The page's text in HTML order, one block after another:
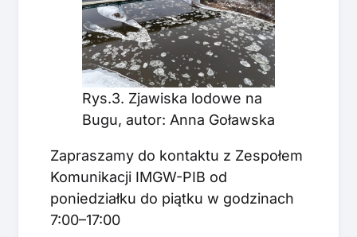
Rys.3. Zjawiska lodowe na
Bugu, autor: Anna Goławska
Zapraszamy do kontaktu z Zespołem
Komunikacji IMGW-PIB od
poniedziałku do piątku w godzinach
7:00–17:00